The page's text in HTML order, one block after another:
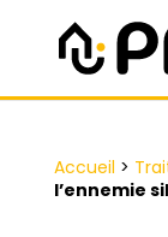
Accueil >
l’ennemie